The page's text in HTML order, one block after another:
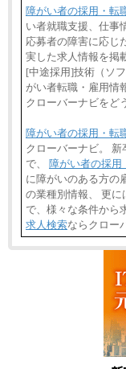
障がい者の採用・転
い者就職支援、仕事
応募者の障害に応じ
実した求人情報を掲
[中途採用]技術（ソ
がい者転職・雇用情
クローバーナビをど
障がい者の採用・転
クローバーナビ。
で、 障がい者の採用
に障がいのある方の
の業種別情報、 更に
で、様々な条件から
求人検索ならクロー